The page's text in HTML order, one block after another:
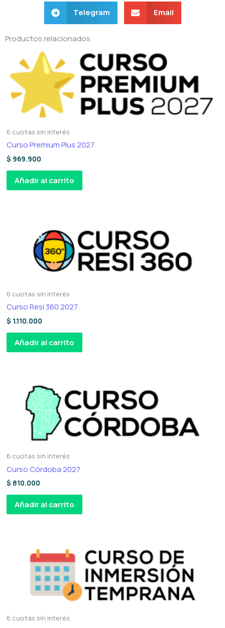
Telegram Email
Productos relacionados
6 cuotas sin interés
Curso Premium Plus 2027
$ 969.900
Añadir al carrito
6 cuotas sin interés
Curso Resi 360 2027
$ 1.110.000
Añadir al carrito
6 cuotas sin interés
Curso Córdoba 2027
$ 810.000
Añadir al carrito
6 cuotas sin interés